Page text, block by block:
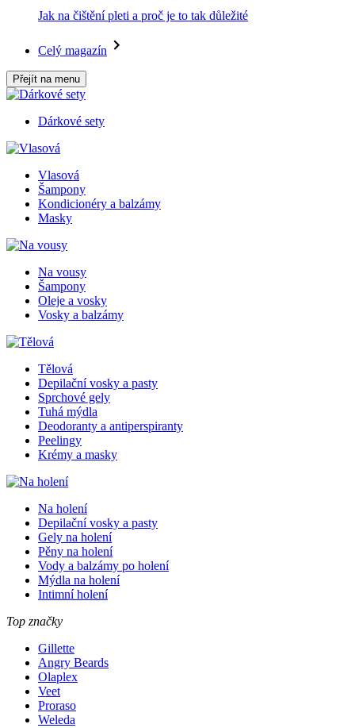
Jak na čištění pleti a proč je to tak důležité
Celý magazín
Přejít na menu
Dárkové sety
Vlasová
Šampony
Kondicionéry a balzámy
Masky
Na vousy
Šampony
Oleje a vosky
Vosky a balzámy
Tělová
Depilační vosky a pasty
Sprchové gely
Tuhá mýdla
Deodoranty a antiperspiranty
Peelingy
Krémy a masky
Na holení
Depilační vosky a pasty
Gely na holení
Pěny na holení
Vody a balzámy po holení
Mýdla na holení
Intimní holení
Top značky
Gillette
Angry Beards
Olaplex
Veet
Proraso
Weleda